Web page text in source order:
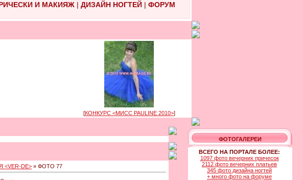
И МАКИЯЖ| ДИЗАЙН НОГТЕЙ| ФОРУМ
[КОНКУРС <МИСС PAULINE 2010>]
DE> » ФОТО 77
ФОТОГАЛЕРЕИ
ВСЕГО НА ПОРТАЛЕ БОЛЕЕ:
1097 фото вечерних причесок
2112 фото вечерних платьев
345 фото дизайна ногтей
+ много фото на форуме